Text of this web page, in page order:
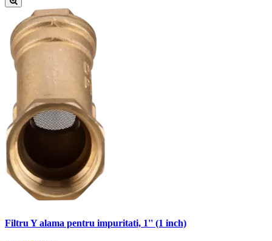
Filtru Y alama pentru impuritati, 1'' (1 inch)